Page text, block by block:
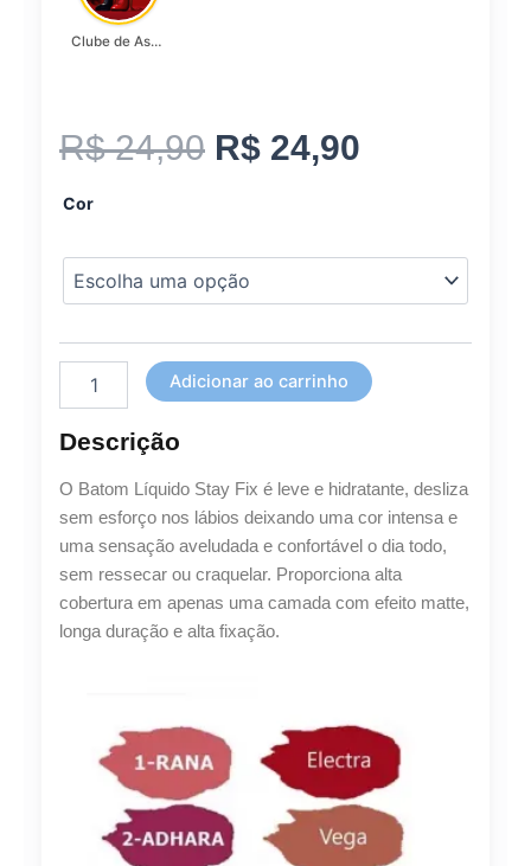
Clube de Assinatura Lady Griffe
R$24,90 O
original
R$ 24,90.
R$ 24,90
atual
R$ 24,90.
Cor
Ruby
Fix
3,2ml
quantidade
Adicionar ao carrinho
Descrição
O Batom Líquido Stay Fix é leve e hidratante, desliza
sem esforço nos lábios deixando uma cor intensa e
uma sensação aveludada e confortável o dia todo,
sem ressecar ou craquelar. Proporciona alta
cobertura em apenas uma camada com efeito matte,
longa duração e alta fixação.